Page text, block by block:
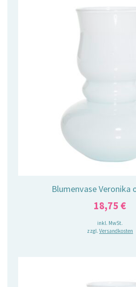
Blumenvase Veronika
18,75 €
inkl. MwSt.
zzgl. Versandkosten